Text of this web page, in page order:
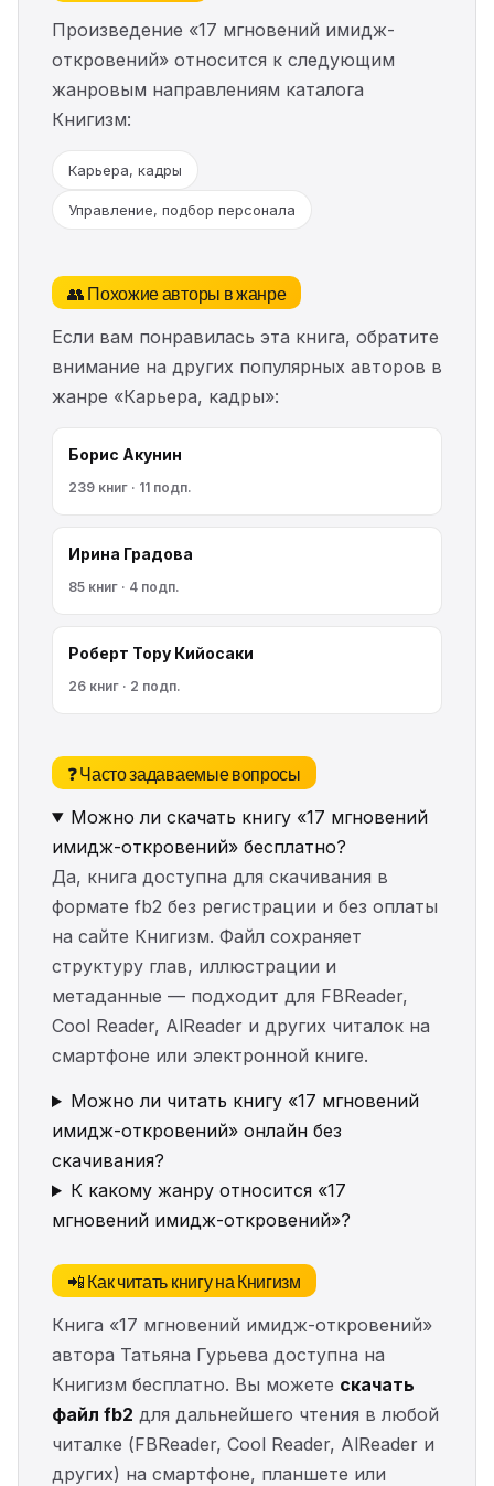
Произведение «17 мгновений имидж-
откровений» относится к следующим
жанровым направлениям каталога
Книгизм:
Карьера, кадры
Управление, подбор персонала
👥 Похожие авторы в жанре
Если вам понравилась эта книга, обратите
внимание на других популярных авторов в
жанре «Карьера, кадры»:
Борис Акунин
239 книг · 11 подп.
Ирина Градова
85 книг · 4 подп.
Роберт Тору Кийосаки
26 книг · 2 подп.
❓ Часто задаваемые вопросы
Можно ли скачать книгу «17 мгновений
имидж-откровений» бесплатно?
Да, книга доступна для скачивания в
формате fb2 без регистрации и без оплаты
на сайте Книгизм. Файл сохраняет
структуру глав, иллюстрации и
метаданные — подходит для FBReader,
Cool Reader, AlReader и других читалок на
смартфоне или электронной книге.
Можно ли читать книгу «17 мгновений
имидж-откровений» онлайн без
скачивания?
К какому жанру относится «17
мгновений имидж-откровений»?
📲 Как читать книгу на Книгизм
Книга «17 мгновений имидж-откровений»
автора Татьяна Гурьева доступна на
Книгизм бесплатно. Вы можете скачать
файл fb2 для дальнейшего чтения в любой
читалке (FBReader, Cool Reader, AlReader и
других) на смартфоне, планшете или